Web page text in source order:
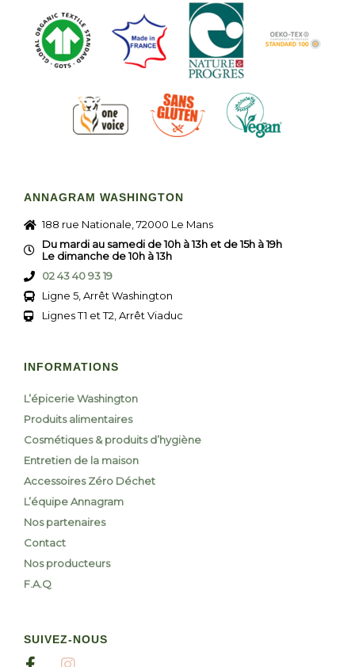
ANNAGRAM WASHINGTON
188 rue Nationale, 72000 Le Mans
Du mardi au samedi de 10h à 13h et de 15h à 19h
Le dimanche de 10h à 13h
02 43 40 93 19
Ligne 5, Arrêt Washington
Lignes T1 et T2, Arrêt Viaduc
INFORMATIONS
L’épicerie Washington
Produits alimentaires
Cosmétiques & produits d’hygiène
Entretien de la maison
Accessoires Zéro Déchet
L’équipe Annagram
Nos partenaires
Contact
Nos producteurs
F.A.Q
SUIVEZ-NOUS